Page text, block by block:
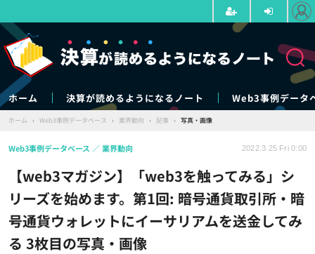
ホーム 決算が読めるようになるノート Web3事例データ
ホーム › Web3事例データベース › 業界動向 › 記事 › 写真・画像
【web3マガジン】「web3を触ってみる」シ
リーズを始めます。第1回: 暗号通貨取引所・暗
号通貨ウォレットにイーサリアムを送金してみ
る 3枚目の写真・画像
Web3事例データベース 業界動向 2022.3.25 Fri 0:00